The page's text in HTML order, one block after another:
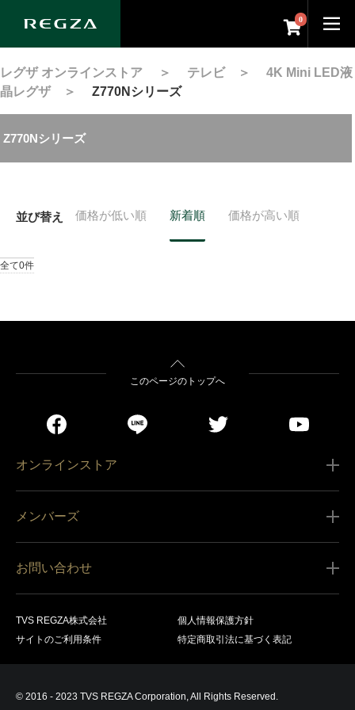
0
レグザ オンラインストア ＞ テレビ＞ 4K Mini LED液
晶レグザ＞ Z770Nシリーズ
Z770Nシリーズ
並び替え 価格が低い順 新着順 価格が高い順
全て0件
このページのトップへ
オンラインストア
営業日カレンダー
メンバーズ
会員規約
商品登録
お問い合わせ
TVS REGZA株式会社
個人情報保護方針
サイトのご利用条件
特定商取引法に基づく表記
© 2016 - 2023 TVS REGZA Corporation, All Rights Reserved.